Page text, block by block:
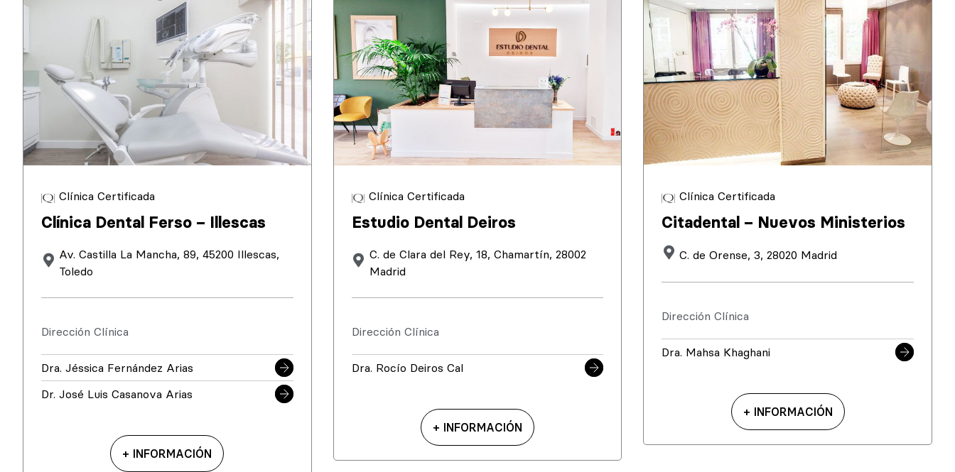
Clínica Certificada
Clínica Dental Ferso – Illescas
Av. Castilla La Mancha, 89, 45200 Illescas,
Toledo
Dirección Clínica
Dra. Jéssica Fernández Arias
Dr. José Luis Casanova Arias
+ INFORMACIÓN
Clínica Certificada
Estudio Dental Deiros
C. de Clara del Rey, 18, Chamartín, 28002
Madrid
Dirección Clínica
Dra. Rocío Deiros Cal
+ INFORMACIÓN
Clínica Certificada
Citadental – Nuevos Ministerios
C. de Orense, 3, 28020 Madrid
Dirección Clínica
Dra. Mahsa Khaghani
+ INFORMACIÓN